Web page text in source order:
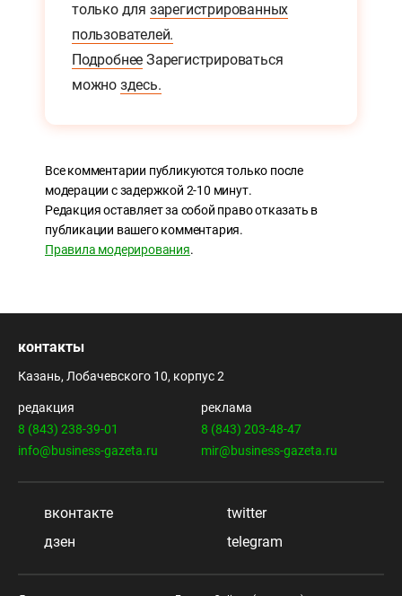
только для зарегистрированных
пользователей.
Подробнее Зарегистрироваться
можно здесь.
Все комментарии публикуются только после
модерации с задержкой 2-10 минут.
Редакция оставляет за собой право отказать в
публикации вашего комментария.
Правила модерирования.
контакты
Казань, Лобачевского 10, корпус 2
редакция
8 (843) 238-39-01
info@business-gazeta.ru
реклама
8 (843) 203-48-47
mir@business-gazeta.ru
вконтакте
twitter
дзен
telegram